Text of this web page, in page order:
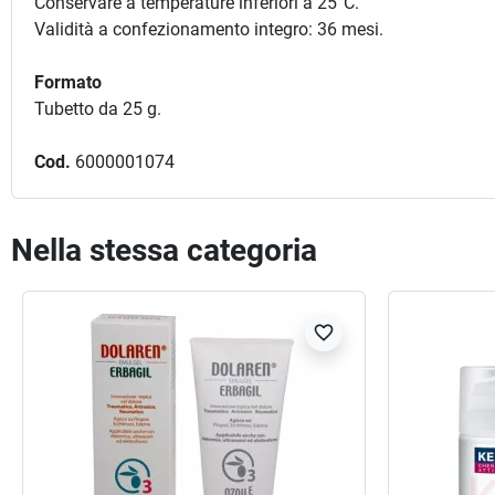
Validità a confezionamento integro: 36 mesi.
Formato
Tubetto da 25 g.
Cod. 6000001074
Nella stessa categoria
favorite_border